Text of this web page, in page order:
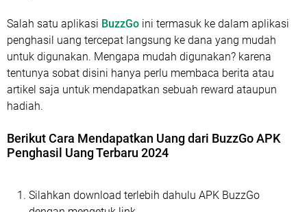
Salah satu aplikasi BuzzGo ini termasuk ke dalam aplikasi
penghasil uang tercepat langsung ke dana yang mudah
untuk digunakan. Mengapa mudah digunakan? karena
tentunya sobat disini hanya perlu membaca berita atau
artikel saja untuk mendapatkan sebuah reward ataupun
hadiah.
Berikut Cara Mendapatkan Uang dari BuzzGo APK
Penghasil Uang Terbaru 2024
Silahkan download terlebih dahulu APK BuzzGo